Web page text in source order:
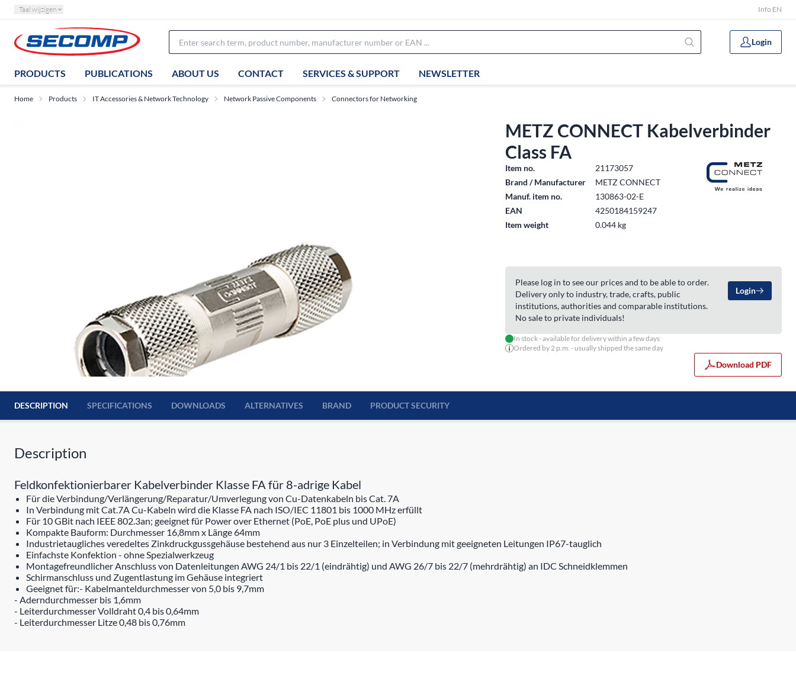
Taal wijzigen Info EN
Login
PRODUCTS PUBLICATIONS ABOUT US CONTACT SERVICES & SUPPORT NEWSLETTER
Home Products IT Accessories & Network Technology Network Passive Components Connectors for Networking
METZ CONNECT Kabelverbinder
Class FA
Item no.
21173057
Brand / Manufacturer
METZ CONNECT
Manuf. item no.
130863-02-E
EAN
4250184159247
Item weight
0.044 kg
Please log in to see our prices and to be able to order.
Delivery only to industry, trade, crafts, public
institutions, authorities and comparable institutions.
No sale to private individuals!
Login
In stock - available for delivery within a few days
Ordered by 2 p.m. - usually shipped the same day
Download PDF
DESCRIPTION SPECIFICATIONS DOWNLOADS ALTERNATIVES BRAND PRODUCT SECURITY
Description
Feldkonfektionierbarer Kabelverbinder Klasse FA für 8-adrige Kabel
Für die Verbindung/Verlängerung/Reparatur/Umverlegung von Cu-Datenkabeln bis Cat. 7A
In Verbindung mit Cat.7A Cu-Kabeln wird die Klasse FA nach ISO/IEC 11801 bis 1000 MHz erfüllt
Für 10 GBit nach IEEE 802.3an; geeignet für Power over Ethernet (PoE, PoE plus und UPoE)
Kompakte Bauform: Durchmesser 16,8mm x Länge 64mm
Industrietaugliches veredeltes Zinkdruckgussgehäuse bestehend aus nur 3 Einzelteilen; in Verbindung mit geeigneten Leitungen IP67-tauglich
Einfachste Konfektion - ohne Spezialwerkzeug
Montagefreundlicher Anschluss von Datenleitungen AWG 24/1 bis 22/1 (eindrähtig) und AWG 26/7 bis 22/7 (mehrdrähtig) an IDC Schneidklemmen
Schirmanschluss und Zugentlastung im Gehäuse integriert
Geeignet für:- Kabelmanteldurchmesser von 5,0 bis 9,7mm
- Aderndurchmesser bis 1,6mm
- Leiterdurchmesser Volldraht 0,4 bis 0,64mm
- Leiterdurchmesser Litze 0,48 bis 0,76mm